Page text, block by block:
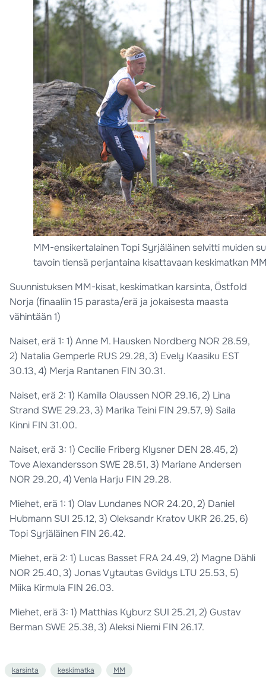
MM-ensikertalainen Topi Syrjäläinen selvitti muiden
tavoin tiensä perjantaina kisattavaan keskimatkan
Suunnistuksen MM-kisat, keskimatkan karsinta, Östfold
Norja (finaaliin 15 parasta/erä ja jokaisesta maasta
vähintään 1)
Naiset, erä 1: 1) Anne M. Hausken Nordberg NOR 28.59,
2) Natalia Gemperle RUS 29.28, 3) Evely Kaasiku EST
30.13, 4) Merja Rantanen FIN 30.31.
Naiset, erä 2: 1) Kamilla Olaussen NOR 29.16, 2) Lina
Strand SWE 29.23, 3) Marika Teini FIN 29.57, 9) Saila
Kinni FIN 31.00.
Naiset, erä 3: 1) Cecilie Friberg Klysner DEN 28.45, 2)
Tove Alexandersson SWE 28.51, 3) Mariane Andersen
NOR 29.20, 4) Venla Harju FIN 29.28.
Miehet, erä 1: 1) Olav Lundanes NOR 24.20, 2) Daniel
Hubmann SUI 25.12, 3) Oleksandr Kratov UKR 26.25, 6)
Topi Syrjäläinen FIN 26.42.
Miehet, erä 2: 1) Lucas Basset FRA 24.49, 2) Magne Dähli
NOR 25.40, 3) Jonas Vytautas Gvildys LTU 25.53, 5)
Miika Kirmula FIN 26.03.
Miehet, erä 3: 1) Matthias Kyburz SUI 25.21, 2) Gustav
Berman SWE 25.38, 3) Aleksi Niemi FIN 26.17.
karsinta keskimatka MM